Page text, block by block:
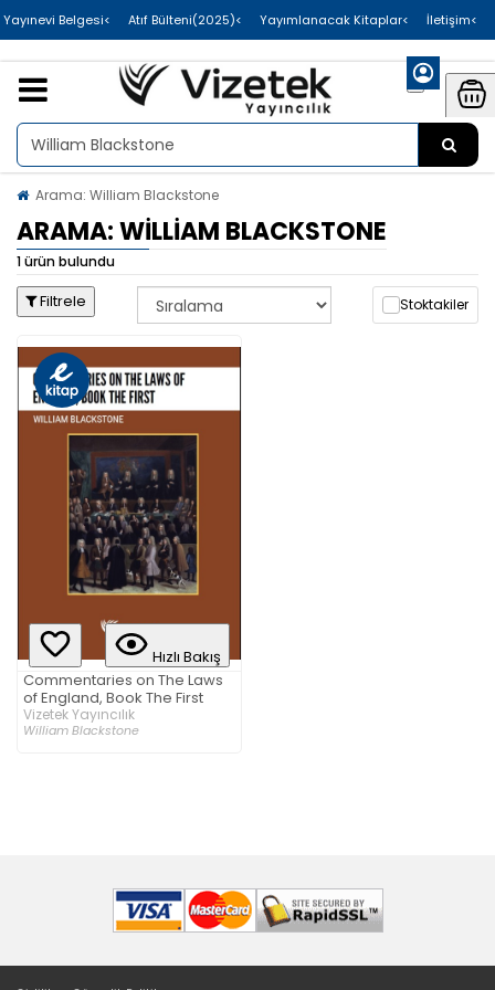
>İletişim
>Yayımlanacak Kitaplar
>Atıf Bülteni(2025)
>Uluslararası Yayınevi Belgesi
Arama: William Blackstone
ARAMA: WILLIAM BLACKSTONE
1 ürün bulundu
Filtrele Stoktakiler
Hızlı Bakış
Commentaries on The Laws
of England, Book The First
Vizetek Yayıncılık
William Blackstone